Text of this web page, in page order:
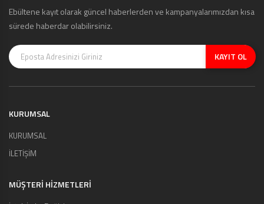
Ebültene kayıt olarak güncel haberlerden ve kampanyalarımızdan kısa
sürede haberdar olabilirsiniz.
KAYIT OL
KURUMSAL
KURUMSAL
İLETİŞİM
MÜŞTERI HIZMETLERI